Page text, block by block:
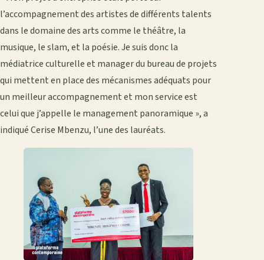
l’accompagnement des artistes de différents talents
dans le domaine des arts comme le théâtre, la
musique, le slam, et la poésie. Je suis donc la
médiatrice culturelle et manager du bureau de projets
qui mettent en place des mécanismes adéquats pour
un meilleur accompagnement et mon service est
celui que j’appelle le management panoramique », a
indiqué Cerise Mbenzu, l’une des lauréats.